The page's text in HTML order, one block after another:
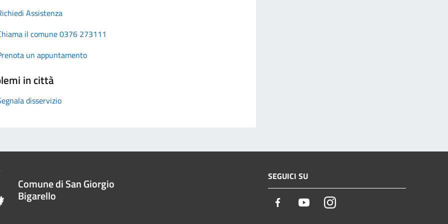
Assistenza
il comune 0376 273111
un appuntamento
in città
disservizio
Comune di San Giorgio
Bigarello
SEGUICI SU
Facebook YoutubeInstagram